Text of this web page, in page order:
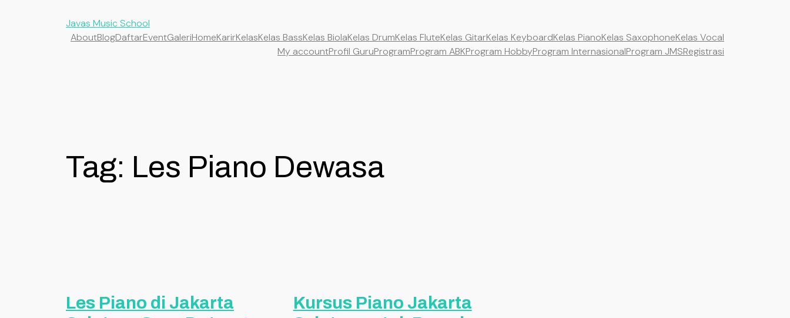
Javas Music School
AboutBlogDaftarEventGaleriHomeKarirKelasKelas BassKelas BiolaKelas DrumKelas FluteKelas GitarKelas KeyboardKelas PianoKelas SaxophoneKelas Vocal
My accountProfil GuruProgramProgram ABKProgram HobbyProgram InternasionalProgram JMSRegistrasi
Tag: Les Piano Dewasa
Les Piano di Jakarta
Kursus Piano Jakarta